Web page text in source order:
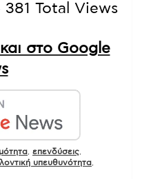
381 Total Views
στο Google
επενδύσεις
υπευθυνότητα